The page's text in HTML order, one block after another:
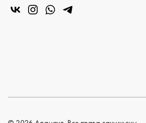
«Центр колец» в VK
«Центр колец» в Instagram
«Центр колец» в Whatsapp
«Центр колец» в Telegram